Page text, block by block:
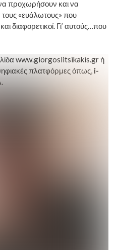
προχωρήσουν και να
τους «ευάλωτους» που
διαφορετικοί. Γι’ αυτούς…που
www.giorgoslitsikakis.gr ή
πλατφόρμες όπως, i-